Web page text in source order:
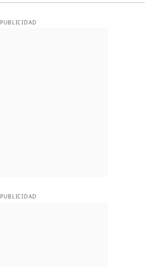
PUBLICIDAD
PUBLICIDAD